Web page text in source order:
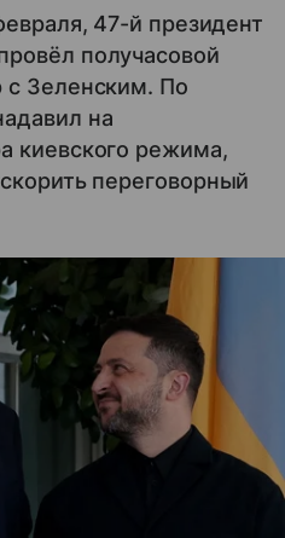
47-й президент
получасовой
с Зеленским. По
на
киевского режима,
переговорный